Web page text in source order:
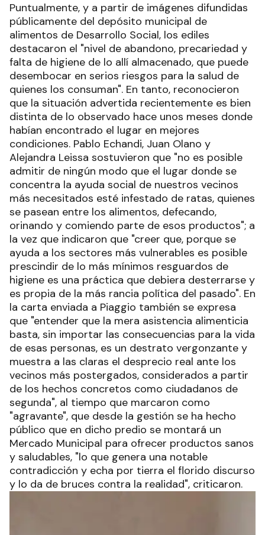
Puntualmente, y a partir de imágenes difundidas
públicamente del depósito municipal de
alimentos de Desarrollo Social, los ediles
destacaron el "nivel de abandono, precariedad y
falta de higiene de lo allí almacenado, que puede
desembocar en serios riesgos para la salud de
quienes los consuman". En tanto, reconocieron
que la situación advertida recientemente es bien
distinta de lo observado hace unos meses donde
habían encontrado el lugar en mejores
condiciones. Pablo Echandi, Juan Olano y
Alejandra Leissa sostuvieron que "no es posible
admitir de ningún modo que el lugar donde se
concentra la ayuda social de nuestros vecinos
más necesitados esté infestado de ratas, quienes
se pasean entre los alimentos, defecando,
orinando y comiendo parte de esos productos"; a
la vez que indicaron que "creer que, porque se
ayuda a los sectores más vulnerables es posible
prescindir de lo más mínimos resguardos de
higiene es una práctica que debiera desterrarse y
es propia de la más rancia política del pasado". En
la carta enviada a Piaggio también se expresa
que "entender que la mera asistencia alimenticia
basta, sin importar las consecuencias para la vida
de esas personas, es un destrato vergonzante y
muestra a las claras el desprecio real ante los
vecinos más postergados, considerados a partir
de los hechos concretos como ciudadanos de
segunda", al tiempo que marcaron como
"agravante", que desde la gestión se ha hecho
público que en dicho predio se montará un
Mercado Municipal para ofrecer productos sanos
y saludables, "lo que genera una notable
contradicción y echa por tierra el florido discurso
y lo da de bruces contra la realidad", criticaron.